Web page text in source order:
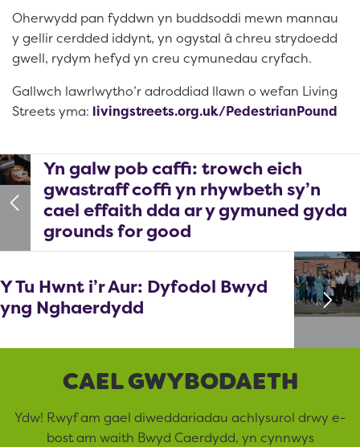
Oherwydd pan fyddwn yn buddsoddi mewn mannau
y gellir cerdded iddynt, yn ogystal â chreu strydoedd
gwell, rydym hefyd yn creu cymunedau cryfach.
Gallwch lawrlwytho’r adroddiad llawn o wefan Living
Streets yma: livingstreets.org.uk/PedestrianPound
Yn galw pob caffi: trowch eich
gwastraff coffi yn rhywbeth sy’n
cael effaith dda ar y gymuned gyda
grounds for good
Y Tu Hwnt i’r Aur: Dyfodol Bwyd
yng Nghaerdydd
CAEL GWYBODAETH
Ydw! Rwyf am gael diweddariadau achlysurol drwy e-
bost am waith Bwyd Caerdydd, yn cynnwys